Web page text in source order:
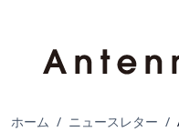
ホーム / ニュースレター /